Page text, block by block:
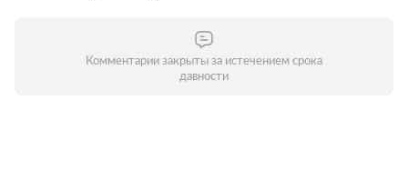
Комментарии закрыты за истечением срока
давности